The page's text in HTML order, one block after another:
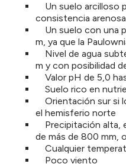
Un suelo arcilloso
consistencia arenosa
Un suelo con una
m, ya que la
Nivel de agua
m y con posibilidad
Valor pH de 5,0
Suelo rico en
Orientación sur si
el hemisferio norte
Precipitación alta,
de más de 800 mm,
Cualquier
Poco viento